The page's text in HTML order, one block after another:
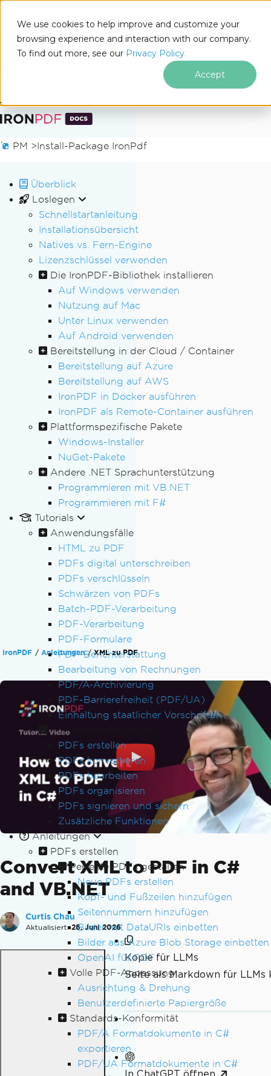
We use cookies to help improve and customize your
browsing experience and interaction with our company.
To find out more, see our Privacy Policy.
Accept
Zum Fußzeileninhalt springen
Docs
PM >Install-Package IronPdf
Überblick
Loslegen
Schnellstartanleitung
Installationsübersicht
Natives vs. Fern-Engine
Lizenzschlüssel verwenden
Die IronPDF-Bibliothek installieren
Auf Windows verwenden
Nutzung auf Mac
Unter Linux verwenden
Auf Android verwenden
Bereitstellung in der Cloud / Container
Bereitstellung auf Azure
Bereitstellung auf AWS
IronPDF in Docker ausführen
IronPDF als Remote-Container ausführen
Plattformspezifische Pakete
Windows-Installer
NuGet-Pakete
Andere .NET Sprachunterstützung
Programmieren mit VB.NET
Programmieren mit F#
Tutorials
Anwendungsfälle
HTML zu PDF
PDFs digital unterschreiben
PDFs verschlüsseln
Schwärzen von PDFs
Batch-PDF-Verarbeitung
PDF-Verarbeitung
PDF-Formulare
PDF-Berichterstattung
Bearbeitung von Rechnungen
PDF/A-Archivierung
PDF-Barrierefreiheit (PDF/UA)
Einhaltung staatlicher Vorschriften
Funktionsanleitungen
PDFs erstellen
PDFs konvertieren
PDFs bearbeiten
PDFs organisieren
PDFs signieren und sichern
Zusätzliche Funktionen
Anleitungen
PDFs erstellen
Perfekte PDFs gestalten
Neue PDFs erstellen
Kopf- und Fußzeilen hinzufügen
Seitennummern hinzufügen
Bilder mit DataURIs einbetten
Bilder aus Azure Blob Storage einbetten
OpenAI für PDF
Volle PDF-Anpassung
Ausrichtung & Drehung
Benutzerdefinierte Papiergröße
Standards-Konformität
PDF/A Formatdokumente in C#
exportieren
PDF/UA Formatdokumente in C#
IronPDF Anleitungen XML zu PDF
Convert XML to PDF in C#
and VB.NET
Curtis Chau
Aktualisiert: 28. Juni 2026
Kopie für LLMs
Seite als Markdown für LLMs